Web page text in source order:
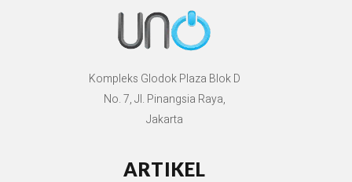
Kompleks Glodok Plaza Blok D
No. 7, Jl. Pinangsia Raya,
Jakarta
ARTIKEL